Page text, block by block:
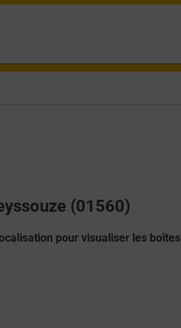
(01560)
pour visualiser les boîtes